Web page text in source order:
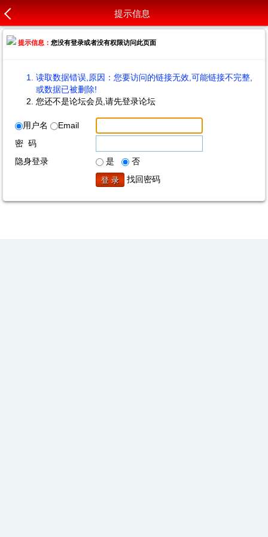
提示信息
提示信息：您没有登录或者没有权限访问此页面
读取数据错误,原因：您要访问的链接无效,可能链接不完整,
或数据已被删除!
您还不是论坛会员,请先登录论坛
用户名
Email
密 码
隐身登录
是
否
找回密码